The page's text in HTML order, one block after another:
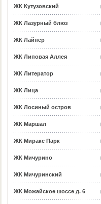
ЖК Кутузовский
ЖК Лазурный блюз
ЖК Лайнер
ЖК Липовая Аллея
ЖК Литератор
ЖК Лица
ЖК Лосиный остров
ЖК Маршал
ЖК Миракс Парк
ЖК Мичурино
ЖК Мичуринский
ЖК Можайское шоссе д. 6